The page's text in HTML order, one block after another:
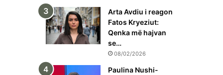
Arta Avdiu i reagon
Fatos Kryeziut:
Qenka më hajvan
se…
08/02/2026
Paulina Nushi-